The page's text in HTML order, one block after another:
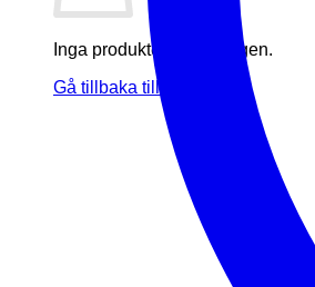
Inga produkter i varukorgen.
Gå tillbaka till butiken